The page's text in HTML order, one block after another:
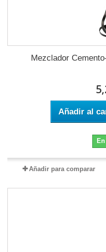
Mezclador
Añadir al
Añadir para comparar